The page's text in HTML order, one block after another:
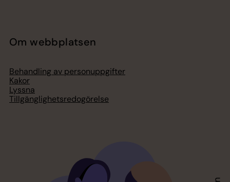
Om webbplatsen
Behandling av personuppgifter
Kakor
Lyssna
Tillgänglighetsredogörelse